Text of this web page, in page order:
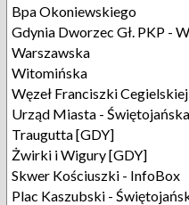
Bpa Okoniewskiego
Gdynia Dworzec Gł. PKP -
Warszawska
Witomińska
Węzeł Franciszki Cegielskiej
Urząd Miasta - Świętojańska
Traugutta [GDY]
Żwirki i Wigury [GDY]
Skwer Kościuszki - InfoBox
Plac Kaszubski -